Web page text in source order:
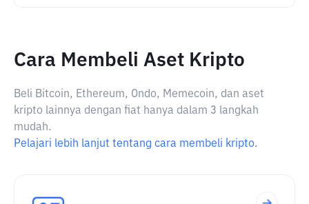
Cara Membeli Aset Kripto
Beli Bitcoin, Ethereum, Ondo, Memecoin, dan aset
kripto lainnya dengan fiat hanya dalam 3 langkah
mudah.
Pelajari lebih lanjut tentang cara membeli kripto.